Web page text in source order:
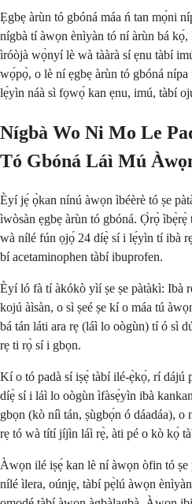
Ẹgbẹ àrùn tó gbóná máa ń tan mọ́ni
nígbà tí àwọn ènìyàn tó ní àrùn bá
ìróòjà wọ̀nyí lè wà tààrà sí ẹnu tàbí
wọ́pọ̀, o lè ní ẹgbẹ àrùn tó gbóná
lẹ́yìn náà sì fọwọ́ kan ẹnu, imú, tàbí
Nígbà Wo Ni Mo Le
Tó Gbóná Láì Mú
Èyí jẹ́ ọ̀kan nínú àwọn ìbéèrè tó ṣe
ìwòsàn ẹgbẹ àrùn tó gbóná. Ọ̀rọ̀
wà nílé fún ọjọ́ 24 díẹ̀ sí i lẹ́yìn tí ibà
bí acetaminophen tàbí ibuprofen.
Èyí ló fà tí àkókò yìí ṣe ṣe pàtàkì: Ibà
kojú àìsàn, o sì ṣeé ṣe kí o máa tú
bá tán láti ara rẹ (láì lo oògùn) tí ó sì
rẹ ti rọ̀ sí i gbọn.
Kí o tó padà sí iṣẹ́ tàbí ilé-ẹ̀kọ́, rí
díẹ̀ sí i láì lo oògùn ìfàsẹ́yìn ibà
gbọn (kò níì tán, ṣùgbọ́n ó dáadáa), o
rẹ tó wà títí jíjìn láì rẹ̀, àti pé o kò kọ́
Àwọn ilé iṣẹ́ kan lè ní àwọn òfin tó ṣe
nílé ìlera, oúnjẹ, tàbí pẹ̀lú àwọn